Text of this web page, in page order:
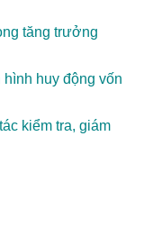
tăng trưởng
huy động vốn
kiểm tra, giám